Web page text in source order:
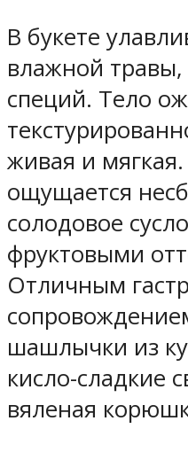
В букете
влажной
специй. Тело
живая и мягкая.
ощущается
солодовое
фруктовыми
Отличным
шашлычки из
кисло-сладкие
вяленая